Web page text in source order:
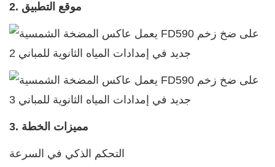
2. موقع التطبيق
3. مميزات الخطة
التحكم الذكي في السرعة